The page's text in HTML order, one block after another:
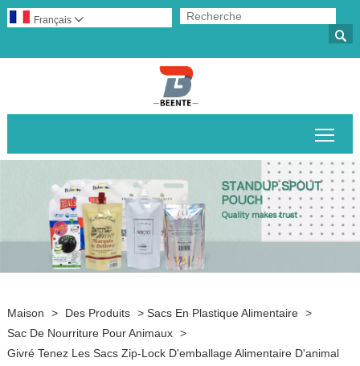

Français 
Maison > Des Produits > Sacs En Plastique Alimentaire >
Sac De Nourriture Pour Animaux >
Givré Tenez Les Sacs Zip-Lock D'emballage Alimentaire D'animal